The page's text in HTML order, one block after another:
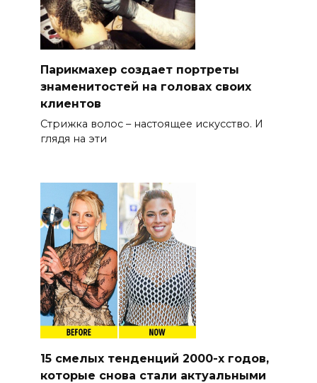
Парикмахер создает портреты
знаменитостей на головах своих
клиентов
Стрижка волос – настоящее искусство. И
глядя на эти
15 смелых тенденций 2000-х годов,
которые снова стали актуальными